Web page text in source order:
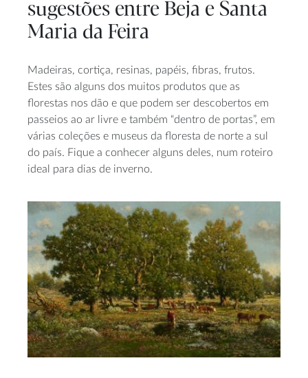
sugestões entre Beja e Santa
Maria da Feira
Madeiras, cortiça, resinas, papéis, fibras, frutos.
Estes são alguns dos muitos produtos que as
florestas nos dão e que podem ser descobertos em
passeios ao ar livre e também “dentro de portas”, em
várias coleções e museus da floresta de norte a sul
do país. Fique a conhecer alguns deles, num roteiro
ideal para dias de inverno.